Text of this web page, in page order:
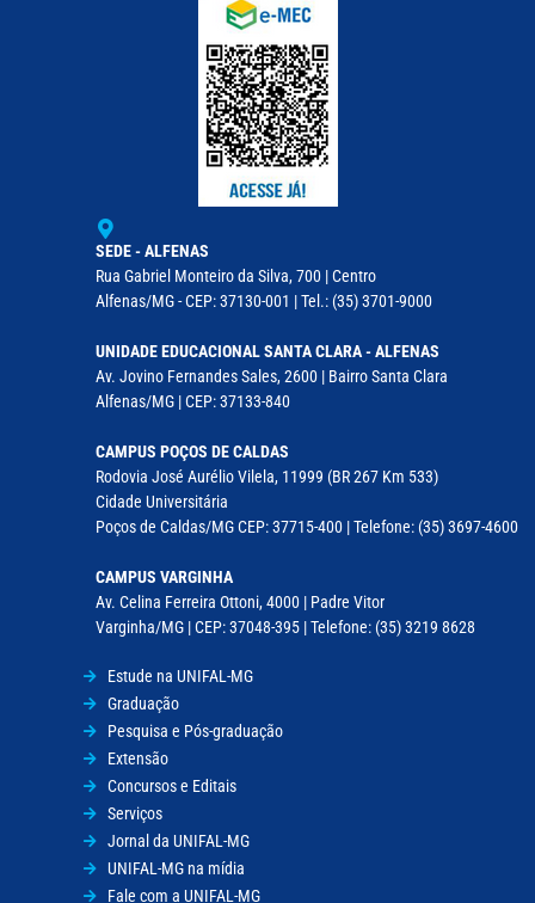
SEDE - ALFENAS
Rua Gabriel Monteiro da Silva, 700 | Centro
Alfenas/MG - CEP: 37130-001 | Tel.: (35) 3701-9000
UNIDADE EDUCACIONAL SANTA CLARA - ALFENAS
Av. Jovino Fernandes Sales, 2600 | Bairro Santa Clara
Alfenas/MG | CEP: 37133-840
CAMPUS POÇOS DE CALDAS
Rodovia José Aurélio Vilela, 11999 (BR 267 Km 533)
Cidade Universitária
Poços de Caldas/MG CEP: 37715-400 | Telefone: (35) 3697-4600
CAMPUS VARGINHA
Av. Celina Ferreira Ottoni, 4000 | Padre Vitor
Varginha/MG | CEP: 37048-395 | Telefone: (35) 3219 8628
Estude na UNIFAL-MG
Graduação
Pesquisa e Pós-graduação
Extensão
Concursos e Editais
Serviços
Jornal da UNIFAL-MG
UNIFAL-MG na mídia
Fale com a UNIFAL-MG